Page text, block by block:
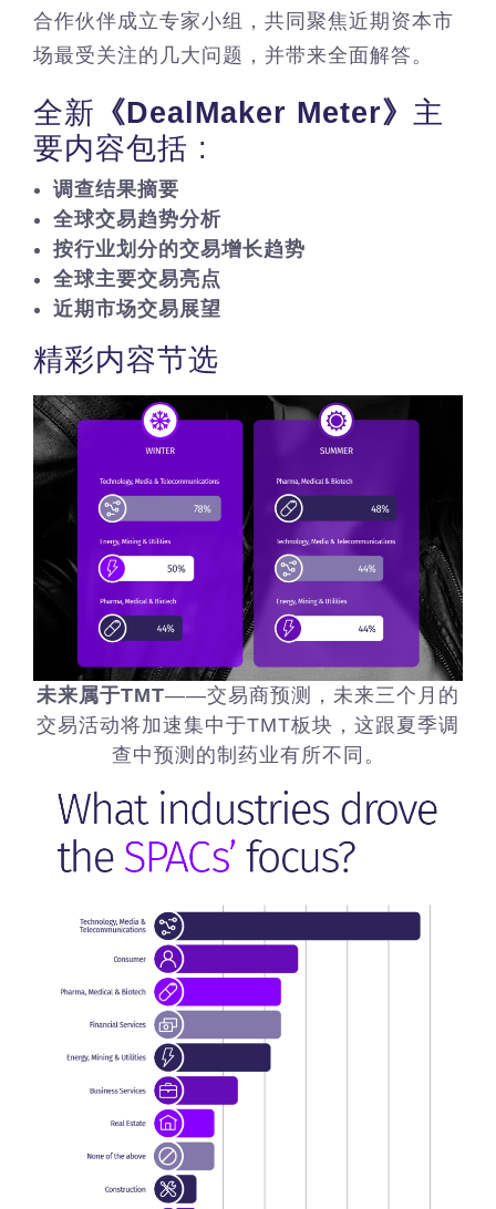
合作伙伴成立专家小组，共同聚焦近期资本市
场最受关注的几大问题，并带来全面解答。
全新 《DealMaker Meter》 主
要内容包括 :
调查结果摘要
全球交易趋势分析
按行业划分的交易增长趋势
全球主要交易亮点
近期市场交易展望
精彩内容节选
未来属于TMT——交易商预测，未来三个月的
交易活动将加速集中于TMT板块，这跟夏季调
查中预测的制药业有所不同。